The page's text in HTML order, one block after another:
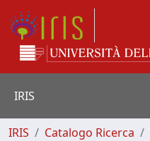
IRIS
IRIS Catalogo Ricerca